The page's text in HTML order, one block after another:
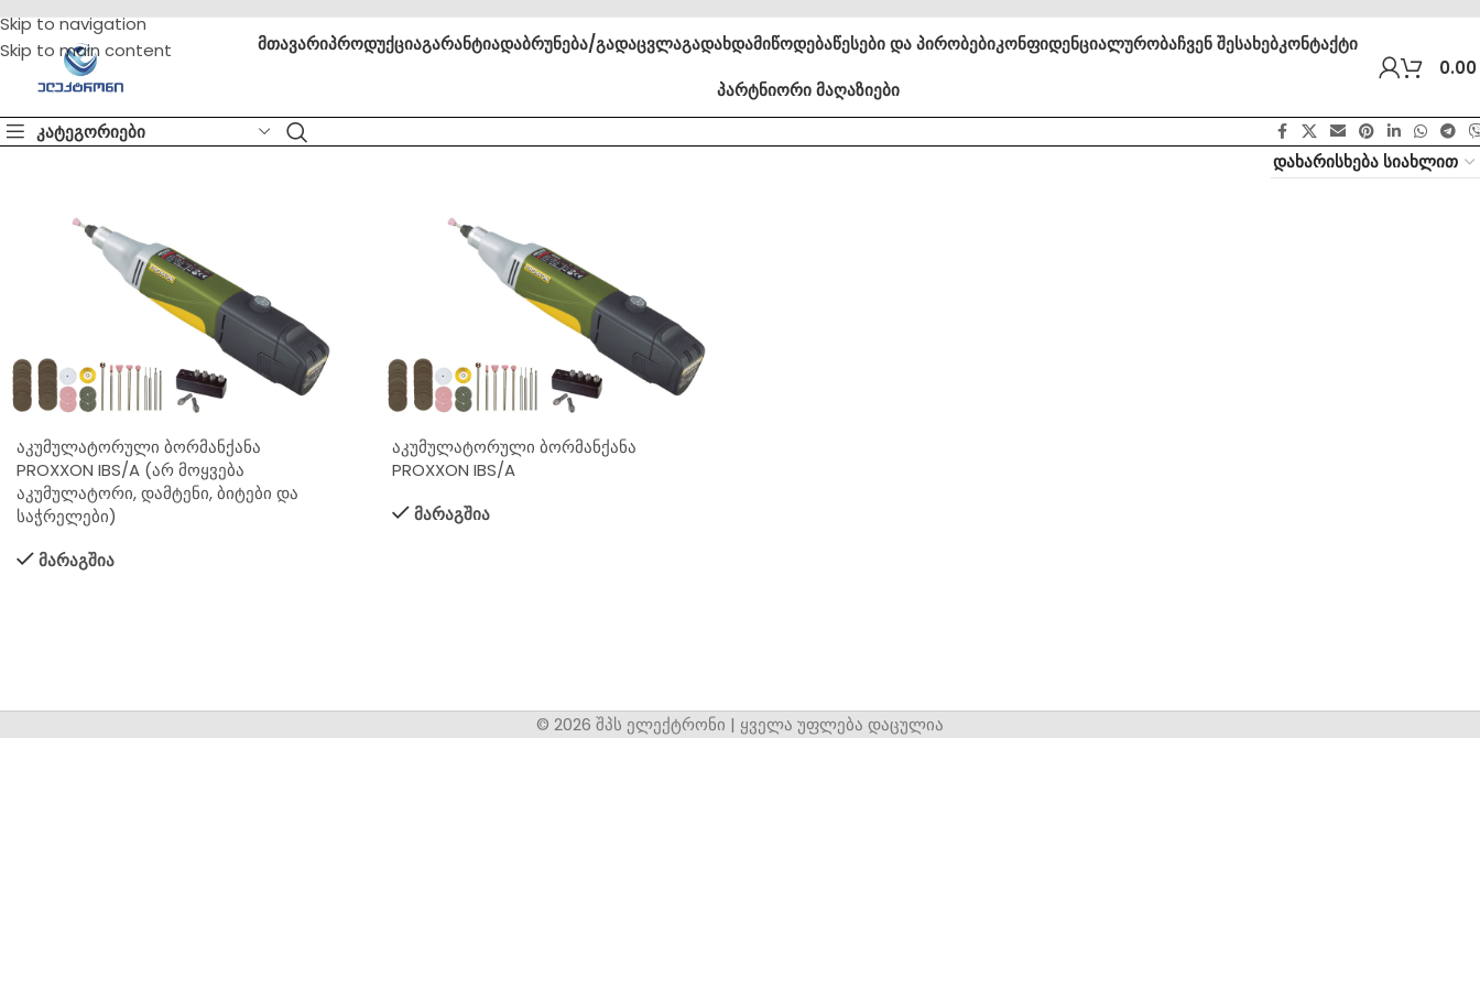
Skip to navigation
Skip to main content
მთავარიპროდუქციაგარანტიადაბრუნება/გადაცვლაგადახდამიწოდებაწესები და პირობებიკონფიდენციალურობაჩვენ შესახებკონტაქტი
პარტნიორი მაღაზიები
0.00
კატეგორიები
აკუმულატორული ბორმანქანა
PROXXON IBS/A (არ მოყვება
აკუმულატორი, დამტენი, ბიტები და
საჭრელები)
მარაგშია
აკუმულატორული ბორმანქანა
PROXXON IBS/A
მარაგშია
© 2026 შპს ელექტრონი | ყველა უფლება დაცულია